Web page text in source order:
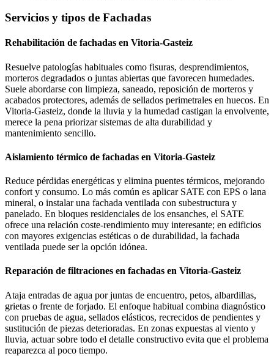
Servicios y tipos de Fachadas
Rehabilitación de fachadas en Vitoria-Gasteiz
Resuelve patologías habituales como fisuras, desprendimientos,
morteros degradados o juntas abiertas que favorecen humedades.
Suele abordarse con limpieza, saneado, reposición de morteros y
acabados protectores, además de sellados perimetrales en huecos. En
Vitoria-Gasteiz, donde la lluvia y la humedad castigan la envolvente,
merece la pena priorizar sistemas de alta durabilidad y
mantenimiento sencillo.
Aislamiento térmico de fachadas en Vitoria-Gasteiz
Reduce pérdidas energéticas y elimina puentes térmicos, mejorando
confort y consumo. Lo más común es aplicar SATE con EPS o lana
mineral, o instalar una fachada ventilada con subestructura y
panelado. En bloques residenciales de los ensanches, el SATE
ofrece una relación coste-rendimiento muy interesante; en edificios
con mayores exigencias estéticas o de durabilidad, la fachada
ventilada puede ser la opción idónea.
Reparación de filtraciones en fachadas en Vitoria-Gasteiz
Ataja entradas de agua por juntas de encuentro, petos, albardillas,
grietas o frente de forjado. El enfoque habitual combina diagnóstico
con pruebas de agua, sellados elásticos, recrecidos de pendientes y
sustitución de piezas deterioradas. En zonas expuestas al viento y
lluvia, actuar sobre todo el detalle constructivo evita que el problema
reaparezca al poco tiempo.